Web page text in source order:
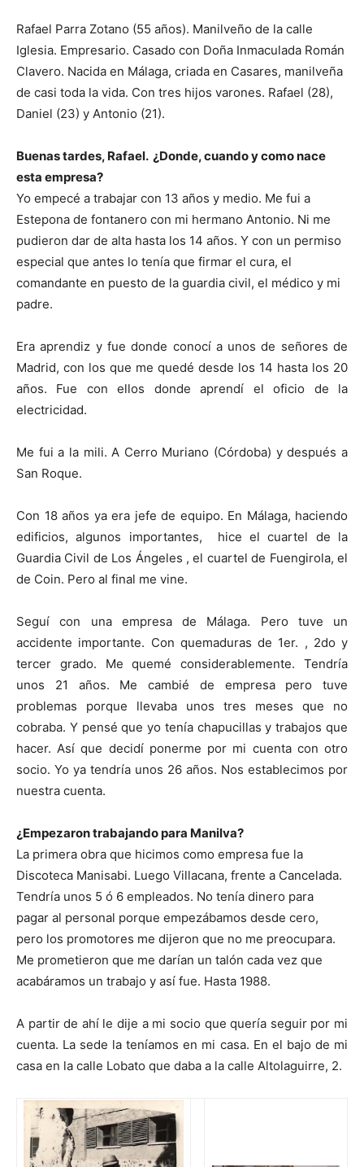
Rafael Parra Zotano (55 años). Manilveño de la calle
Iglesia. Empresario. Casado con Doña Inmaculada Román
Clavero. Nacida en Málaga, criada en Casares, manilveña
de casi toda la vida. Con tres hijos varones. Rafael (28),
Daniel (23) y Antonio (21).
Buenas tardes, Rafael. ¿Donde, cuando y como nace
esta empresa?
Yo empecé a trabajar con 13 años y medio. Me fui a
Estepona de fontanero con mi hermano Antonio. Ni me
pudieron dar de alta hasta los 14 años. Y con un permiso
especial que antes lo tenía que firmar el cura, el
comandante en puesto de la guardia civil, el médico y mi
padre.
Era aprendiz y fue donde conocí a unos de señores de
Madrid, con los que me quedé desde los 14 hasta los 20
años. Fue con ellos donde aprendí el oficio de la
electricidad.
Me fui a la mili. A Cerro Muriano (Córdoba) y después a
San Roque.
Con 18 años ya era jefe de equipo. En Málaga, haciendo
edificios, algunos importantes, hice el cuartel de la
Guardia Civil de Los Ángeles , el cuartel de Fuengirola, el
de Coin. Pero al final me vine.
Seguí con una empresa de Málaga. Pero tuve un
accidente importante. Con quemaduras de 1er. , 2do y
tercer grado. Me quemé considerablemente. Tendría
unos 21 años. Me cambié de empresa pero tuve
problemas porque llevaba unos tres meses que no
cobraba. Y pensé que yo tenía chapucillas y trabajos que
hacer. Así que decidí ponerme por mi cuenta con otro
socio. Yo ya tendría unos 26 años. Nos establecimos por
nuestra cuenta.
¿Empezaron trabajando para Manilva?
La primera obra que hicimos como empresa fue la
Discoteca Manisabi. Luego Villacana, frente a Cancelada.
Tendría unos 5 ó 6 empleados. No tenía dinero para
pagar al personal porque empezábamos desde cero,
pero los promotores me dijeron que no me preocupara.
Me prometieron que me darían un talón cada vez que
acabáramos un trabajo y así fue. Hasta 1988.
A partir de ahí le dije a mi socio que quería seguir por mi
cuenta. La sede la teníamos en mi casa. En el bajo de mi
casa en la calle Lobato que daba a la calle Altolaguirre, 2.